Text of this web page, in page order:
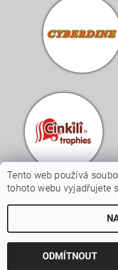
2026 © Cinkili - Specialista na šipky a
Tento web používá
tohoto webu vyjadřujete
ODMÍTNOUT